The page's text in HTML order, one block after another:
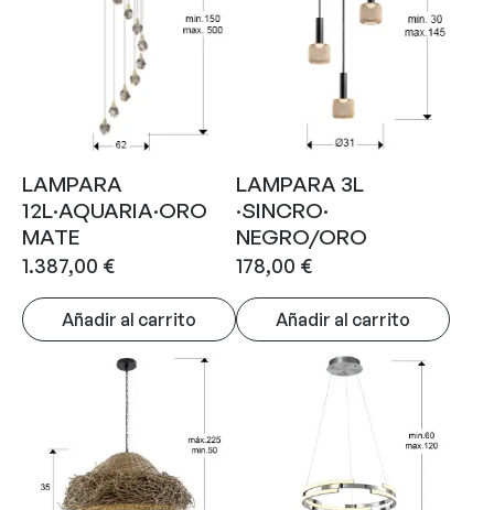
LAMPARA
12L·AQUARIA·ORO
MATE
1.387,00 €
Añadir al carrito
LAMPARA 3L
·SINCRO·
NEGRO/ORO
178,00 €
Añadir al carrito